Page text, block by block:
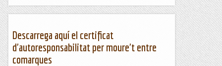
Descarrega aquí el certificat
d'autoresponsabilitat per moure't entre
comarques